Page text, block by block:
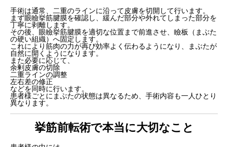
手術は通常、二重のラインに沿って皮膚を切開して行います。
まず眼瞼挙筋腱膜を確認し、緩んだ部分や外れてしまった部分を
丁寧に剥離します。
その後、眼瞼挙筋腱膜を適切な位置まで前進させ、瞼板（まぶた
の硬い組織）へ固定します。
これにより筋肉の力が再び効率よく伝わるようになり、まぶたが
自然に開くようになります。
また必要に応じて、
余剰皮膚の切除
二重ラインの調整
左右差の修正
などを同時に行います。
患者様ごとにまぶたの状態は異なるため、手術内容も一人ひとり
異なります。
挙筋前転術で本当に大切なこと